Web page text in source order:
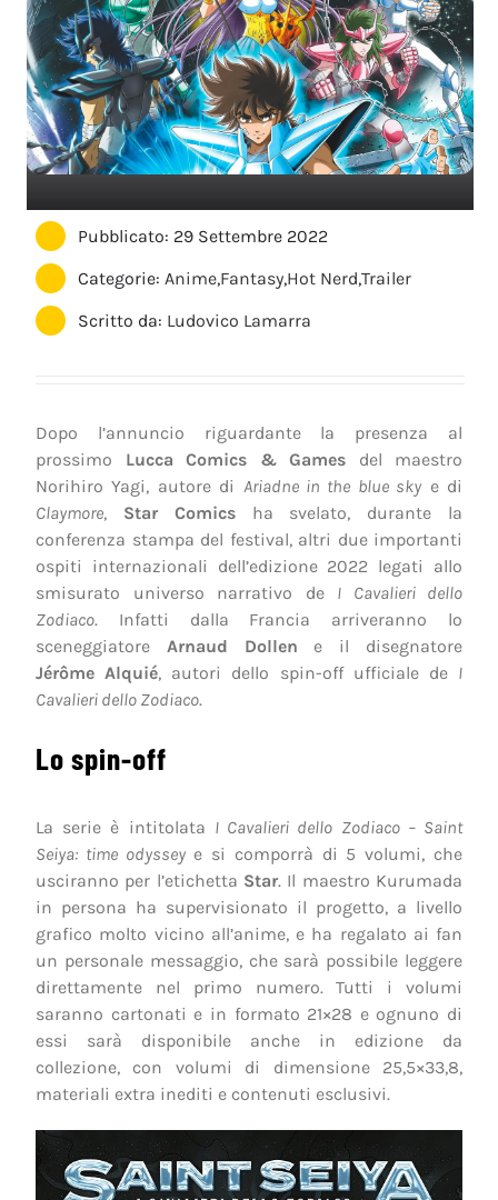
Pubblicato: 29 Settembre 2022
Categorie:Anime,Fantasy,Hot Nerd,Trailer
Scritto da: Ludovico Lamarra
Dopo l’annuncio riguardante la presenza al
prossimo Lucca Comics & Games del maestro
Norihiro Yagi, autore di Ariadne in the blue sky e di
Claymore, Star Comicsha svelato, durante la
conferenza stampa del festival, altri due importanti
ospiti internazionali dell’edizione 2022 legati allo
smisurato universo narrativo de I Cavalieri dello
Zodiaco. Infatti dalla Francia arriveranno lo
sceneggiatore Arnaud Dollen e il disegnatore
Jérôme Alquié, autori dello spin-off ufficiale de I
Cavalieri dello Zodiaco.
Lo spin-off
La serie è intitolata I Cavalieri dello Zodiaco – Saint
Seiya: time odysseye si comporrà di 5 volumi, che
usciranno per l’etichetta Star. Il maestro Kurumada
in persona ha supervisionato il progetto, a livello
grafico molto vicino all’anime, e ha regalato ai fan
un personale messaggio, che sarà possibile leggere
direttamente nel primo numero. Tutti i volumi
saranno cartonati e in formato 21×28 e ognuno di
essi sarà disponibile anche in edizione da
collezione, con volumi di dimensione 25,5×33,8,
materiali extra inediti e contenuti esclusivi.